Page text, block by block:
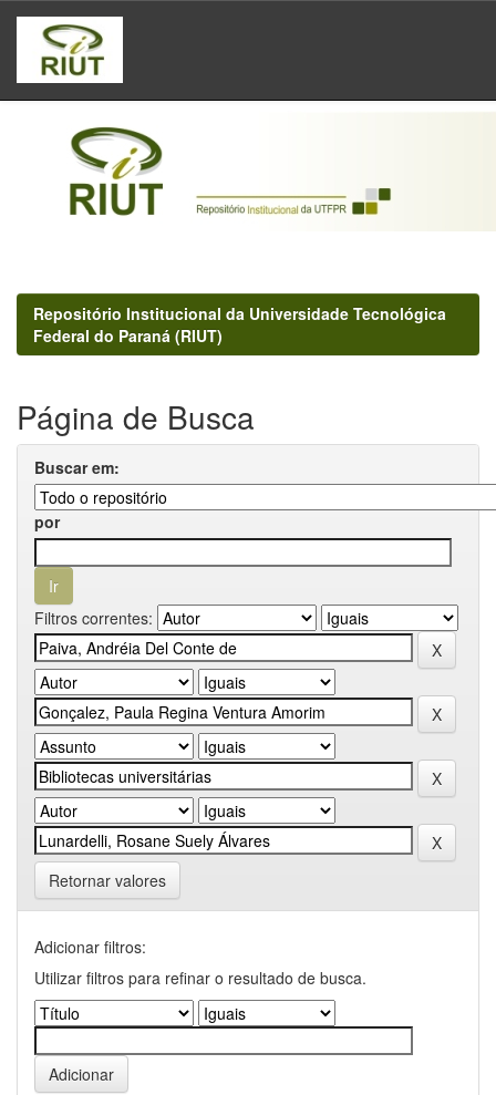
Skip
navigation
Repositório Institucional da Universidade Tecnológica
Federal do Paraná (RIUT)
Página de Busca
Buscar em:
por
Filtros correntes:
Retornar valores
Adicionar filtros:
Utilizar filtros para refinar o resultado de busca.